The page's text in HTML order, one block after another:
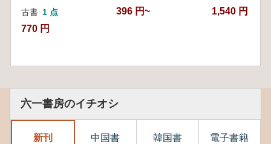
古書 1 点
770 円
396 円~ 1,540 円
六一書房のイチオシ
新刊 中国書 韓国書 電子書籍